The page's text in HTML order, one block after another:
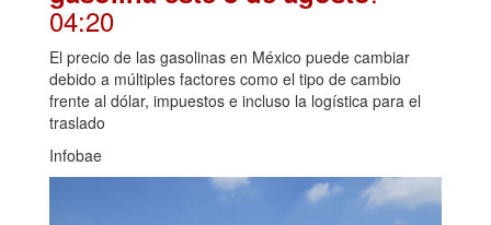
04:20
El precio de las gasolinas en México puede cambiar
debido a múltiples factores como el tipo de cambio
frente al dólar, impuestos e incluso la logística para el
traslado
Infobae